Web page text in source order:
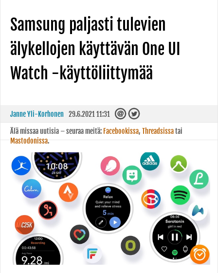
Samsung paljasti tulevien
älykellojen käyttävän One UI
Watch -käyttöliittymää
Janne Yli-Korhonen 29.6.2021 11:31
Älä missaa uutisia – seuraa meitä: Facebookissa, Threadsissatai
Mastodonissa.